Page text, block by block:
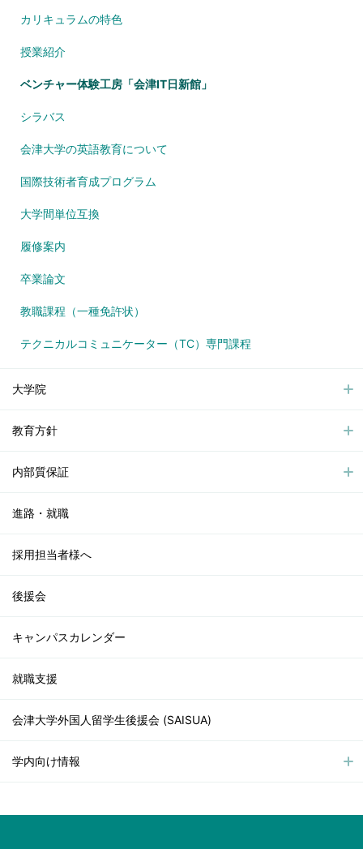
カリキュラムの特色
授業紹介
ベンチャー体験工房「会津IT日新館」
シラバス
会津大学の英語教育について
国際技術者育成プログラム
大学間単位互換
履修案内
卒業論文
教職課程（一種免許状）
テクニカルコミュニケーター（TC）専門課程
大学院
教育方針
内部質保証
進路・就職
採用担当者様へ
後援会
キャンパスカレンダー
就職支援
会津大学外国人留学生後援会 (SAISUA)
学内向け情報